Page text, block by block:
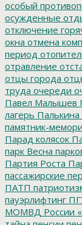
особый
осужденные
отключение
окна отмена
период
отравление
отцы города
труда очереди
Павел Малышев
лагерь Палькина
памятник-
Парад колясок
парк Весна
Партия Роста
пассажирские
ПАТП
пауэрлифтинг
МОМВД России